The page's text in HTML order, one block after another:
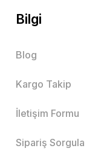
Bilgi
Blog
Kargo Takip
İletişim Formu
Sipariş Sorgula